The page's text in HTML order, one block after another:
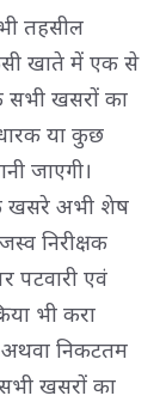
तहसील
खाते में एक से
सभी खसरों का
या कुछ
जाएगी।
खसरे अभी शेष
निरीक्षक
पटवारी एवं
भी करा
अथवा निकटतम
खसरों का